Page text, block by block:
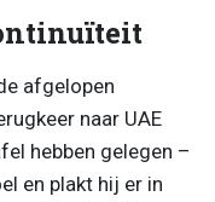
afgelopen
naar UAE
hebben gelegen –
en plakt hij er in